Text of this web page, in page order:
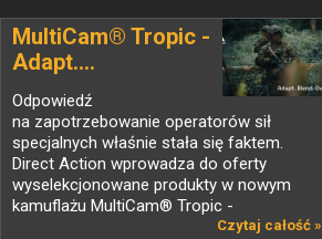
MultiCam® Tropic -
Adapt....
Odpowiedź
na zapotrzebowanie operatorów sił
specjalnych właśnie stała się faktem.
Direct Action wprowadza do oferty
wyselekcjonowane produkty w nowym
kamuflażu MultiCam® Tropic -
Czytaj całość »